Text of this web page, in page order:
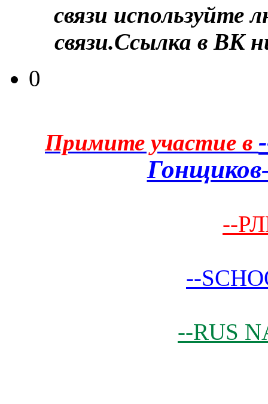
связи используйте
связи.Ссылка в ВК
0
Примите участие в
--
--
--RUS